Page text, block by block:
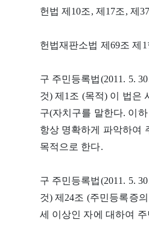
헌법 제10조, 제17조, 제
헌법재판소법 제69조 제1
구 주민등록법(2011. 5.
것) 제1조 (목적) 이 법은
구(자치구를 말한다. 이
항상 명확하게 파악하여
목적으로 한다.
구 주민등록법(2011. 5.
것) 제24조 (주민등록증
세 이상인 자에 대하여